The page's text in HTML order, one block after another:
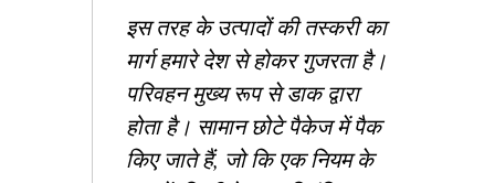
इस तरह के उत्पादों की तस्करी का
मार्ग हमारे देश से होकर गुजरता है।
परिवहन मुख्य रूप से डाक द्वारा
होता है। सामान छोटे पैकेज में पैक
किए जाते हैं, जो कि एक नियम के